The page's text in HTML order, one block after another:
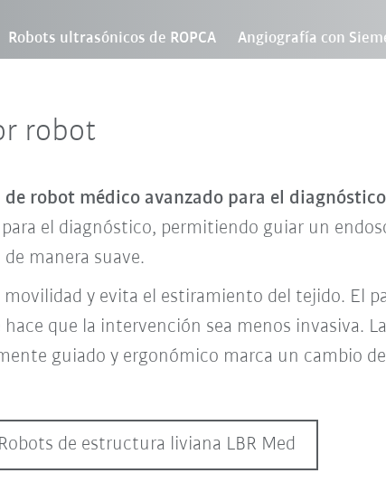
Robots ultrasónicos de ROPCA Angiografía con
robot
de robot médico avanzado para el
el diagnóstico, permitiendo guiar un
manera suave.
y evita el estiramiento del tejido. El
que la intervención sea menos invasiva.
guiado y ergonómico marca un cambio
Robots de estructura liviana LBR Med